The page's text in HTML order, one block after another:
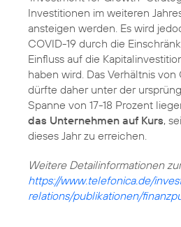
Investitionen im weiteren
ansteigen werden. Es wird
COVID-19 durch die
Einfluss auf die
haben wird. Das Verhältnis von
dürfte daher unter der
Spanne von 17-18 Prozent
das Unternehmen auf Kurs,
dieses Jahr zu erreichen.
https://www.telefonica.de/
relations/publikationen/